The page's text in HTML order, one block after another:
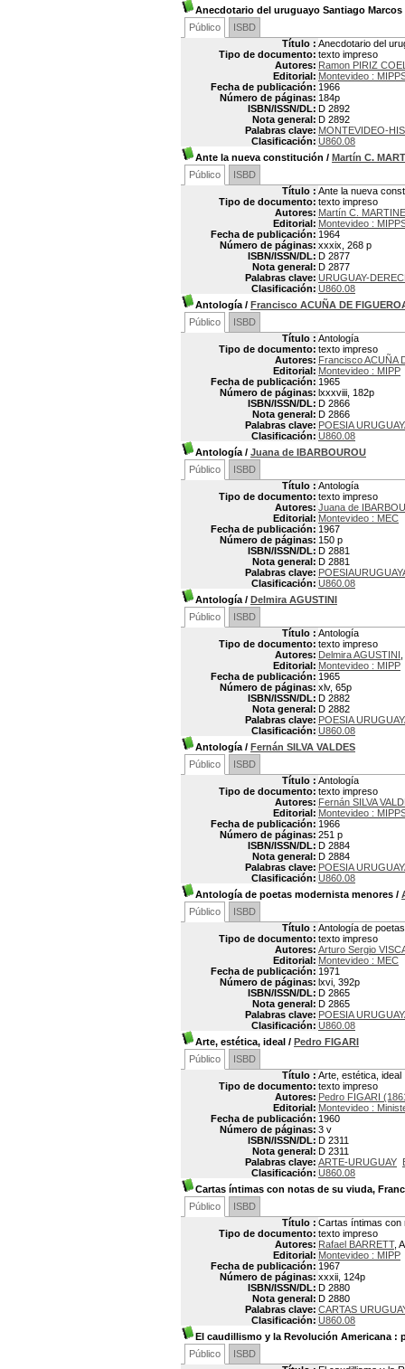
Anecdotario del uruguayo Santiago Marcos
Público
ISBD
Título : Anecdotario del
Tipo de documento: texto impreso
Autores: Ramon PIRIZ
Editorial: Montevideo :
Fecha de publicación: 1966
Número de páginas: 184p
ISBN/ISSN/DL: D 2892
Nota general: D 2892
Palabras clave: MONTEVIDEO-
Clasificación: U860.08
Ante la nueva constitución / Martín C.
Público
ISBD
Título : Ante la nueva
Tipo de documento: texto impreso
Autores: Martín C.
Editorial: Montevideo :
Fecha de publicación: 1964
Número de páginas: xxxix, 268 p
ISBN/ISSN/DL: D 2877
Nota general: D 2877
Palabras clave: URUGUAY-
Clasificación: U860.08
Antología / Francisco ACUÑA DE
Público
ISBD
Título : Antología
Tipo de documento: texto impreso
Autores: Francisco ACUÑA
Editorial: Montevideo : MIPP
Fecha de publicación: 1965
Número de páginas: lxxxviii, 182p
ISBN/ISSN/DL: D 2866
Nota general: D 2866
Palabras clave: POESIA
Clasificación: U860.08
Antología / Juana de IBARBOUROU
Público
ISBD
Título : Antología
Tipo de documento: texto impreso
Autores: Juana de
Editorial: Montevideo : MEC
Fecha de publicación: 1967
Número de páginas: 150 p
ISBN/ISSN/DL: D 2881
Nota general: D 2881
Palabras clave:
Clasificación: U860.08
Antología / Delmira AGUSTINI
Público
ISBD
Título : Antología
Tipo de documento: texto impreso
Autores: Delmira AGUSTINI
Editorial: Montevideo : MIPP
Fecha de publicación: 1965
Número de páginas: xlv, 65p
ISBN/ISSN/DL: D 2882
Nota general: D 2882
Palabras clave: POESIA
Clasificación: U860.08
Antología / Fernán SILVA VALDES
Público
ISBD
Título : Antología
Tipo de documento: texto impreso
Autores: Fernán SILVA
Editorial: Montevideo :
Fecha de publicación: 1966
Número de páginas: 251 p
ISBN/ISSN/DL: D 2884
Nota general: D 2884
Palabras clave: POESIA
Clasificación: U860.08
Antología de poetas modernista menores /
Público
ISBD
Título : Antología de
Tipo de documento: texto impreso
Autores: Arturo Sergio
Editorial: Montevideo : MEC
Fecha de publicación: 1971
Número de páginas: lxvi, 392p
ISBN/ISSN/DL: D 2865
Nota general: D 2865
Palabras clave: POESIA
Clasificación: U860.08
Arte, estética, ideal / Pedro FIGARI
Público
ISBD
Título : Arte, estética, ideal
Tipo de documento: texto impreso
Autores: Pedro FIGARI
Editorial: Montevideo :
Fecha de publicación: 1960
Número de páginas: 3 v
ISBN/ISSN/DL: D 2311
Nota general: D 2311
Palabras clave: ARTE-URUGUAY
Clasificación: U860.08
Cartas íntimas con notas de su viuda,
Público
ISBD
Título : Cartas íntimas con
Tipo de documento: texto impreso
Autores: Rafael BARRETT,
Editorial: Montevideo : MIPP
Fecha de publicación: 1967
Número de páginas: xxxii, 124p
ISBN/ISSN/DL: D 2880
Nota general: D 2880
Palabras clave: CARTAS
Clasificación: U860.08
El caudillismo y la Revolución Americana :
Público
ISBD